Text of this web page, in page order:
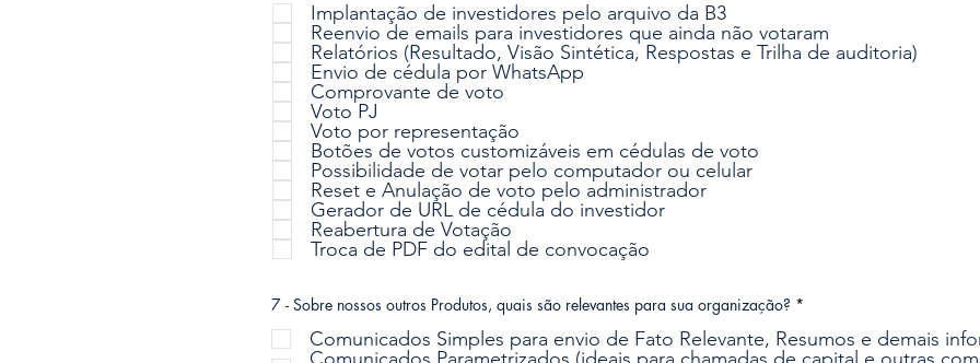
Implantação de investidores pelo arquivo da B3
Reenvio de emails para investidores que ainda não votaram
Relatórios (Resultado, Visão Sintética, Respostas e Trilha de auditoria)
Envio de cédula por WhatsApp
Comprovante de voto
Voto PJ
Voto por representação
Botões de votos customizáveis em cédulas de voto
Possibilidade de votar pelo computador ou celular
Reset e Anulação de voto pelo administrador
Gerador de URL de cédula do investidor
Reabertura de Votação
Troca de PDF do edital de convocação
7 - Sobre nossos outros Produtos, quais são relevantes para sua organização? *
r
i
Comunicados Simples para envio de Fato Relevante, Resumos e demais